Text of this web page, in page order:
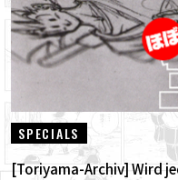
SPECIALS
[Toriyama-Archiv] Wird